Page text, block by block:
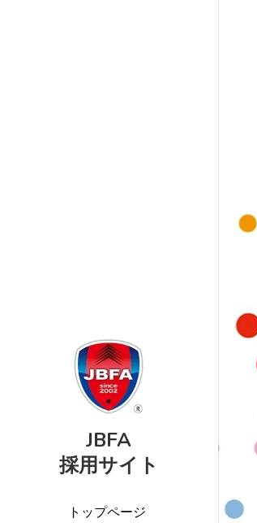
JBFA
採用サイト
トップページ